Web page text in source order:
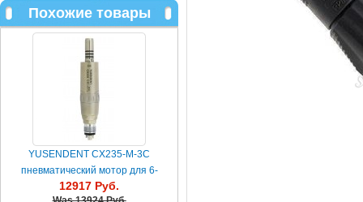
Похожие товары
YUSENDENT CX235-M-3C
пневматический мотор для 6-
канального соединения
12917 Руб.